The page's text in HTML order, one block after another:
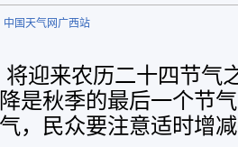
中国天气网广西站
将迎来农历二十四节气
是秋季的最后一个节
，
民众要注意适时增